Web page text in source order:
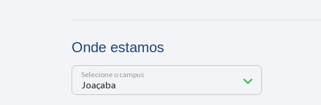
Onde estamos
Selecione o campus